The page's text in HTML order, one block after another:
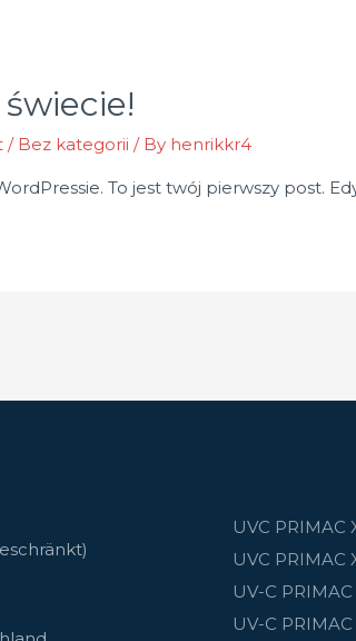
/ Bez kategorii / By henrikkr4
To jest twój pierwszy post.
UVC PRIMAC
UVC PRIMAC
UV-C
UV-C